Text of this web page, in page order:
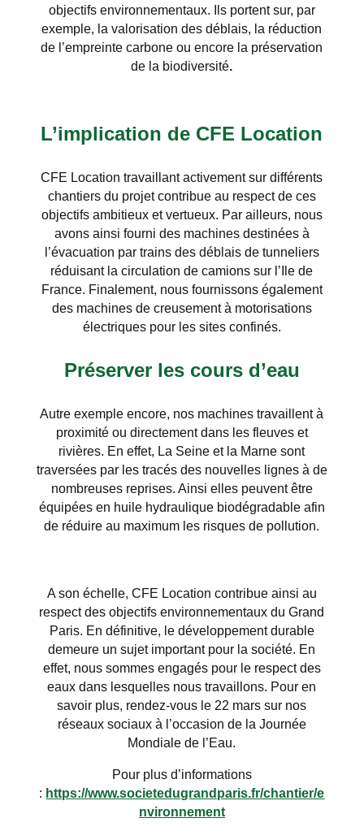
objectifs environnementaux. Ils portent sur, par
exemple, la valorisation des déblais, la réduction
de l’empreinte carbone ou encore la préservation
de la biodiversité.
L’implication de CFE Location
CFE Location travaillant activement sur différents
chantiers du projet contribue au respect de ces
objectifs ambitieux et vertueux. Par ailleurs, nous
avons ainsi fourni des machines destinées à
l’évacuation par trains des déblais de tunneliers
réduisant la circulation de camions sur l’Ile de
France. Finalement, nous fournissons également
des machines de creusement à motorisations
électriques pour les sites confinés.
Préserver les cours d’eau
Autre exemple encore, nos machines travaillent à
proximité ou directement dans les fleuves et
rivières. En effet, La Seine et la Marne sont
traversées par les tracés des nouvelles lignes à de
nombreuses reprises. Ainsi elles peuvent être
équipées en huile hydraulique biodégradable afin
de réduire au maximum les risques de pollution.
A son échelle, CFE Location contribue ainsi au
respect des objectifs environnementaux du Grand
Paris. En définitive, le développement durable
demeure un sujet important pour la société. En
effet, nous sommes engagés pour le respect des
eaux dans lesquelles nous travaillons. Pour en
savoir plus, rendez-vous le 22 mars sur nos
réseaux sociaux à l’occasion de la Journée
Mondiale de l’Eau.
Pour plus d’informations
: https://www.societedugrandparis.fr/chantier/e
nvironnement